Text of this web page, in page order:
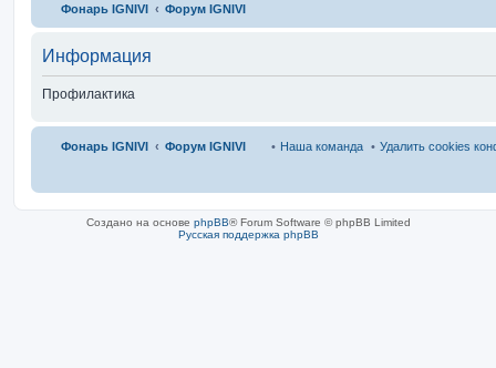
Фонарь IGNIVI Форум IGNIVI
Информация
Профилактика
Фонарь IGNIVI Форум IGNIVI Удалить cookies
Наша команда
Создано на основе phpBB® Forum Software © phpBB Limited
Русская поддержка phpBB